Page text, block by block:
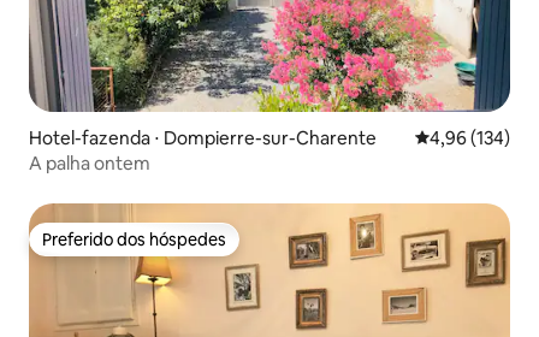
Hotel-fazenda ⋅ Dompierre-sur-Charente 4,96 de uma
4,96 (134)
A palha ontem
Preferido dos hóspedes
Preferido dos hóspedes